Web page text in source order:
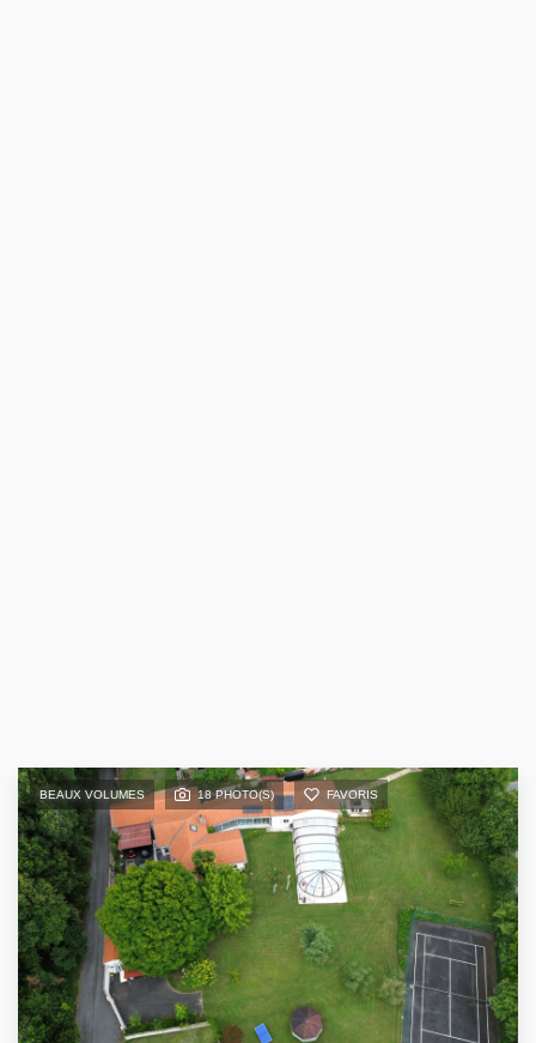
BEAUX VOLUMES 18 PHOTO(S) FAVORIS